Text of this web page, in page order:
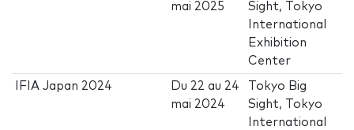
mai 2025
Sight, Tokyo
International
Exhibition
Center
IFIA Japan 2024 Du 22 au 24
mai 2024
Tokyo Big
Sight, Tokyo
International